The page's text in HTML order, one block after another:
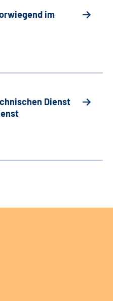
im
Dienst